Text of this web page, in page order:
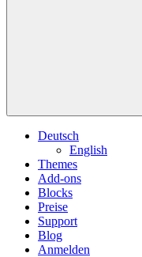
Deutsch
English
Themes
Add-ons
Blocks
Preise
Support
Blog
Anmelden